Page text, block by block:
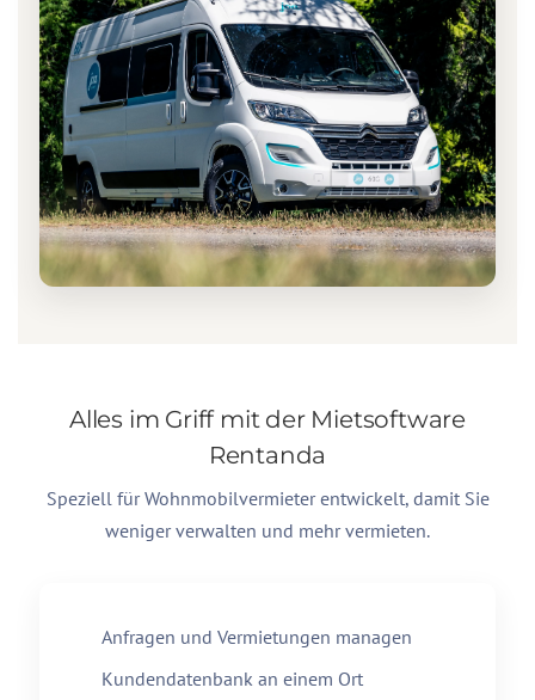
Alles im Griff mit der Mietsoftware
Rentanda
Speziell für Wohnmobilvermieter entwickelt, damit Sie
weniger verwalten und mehr vermieten.
Anfragen und Vermietungen managen
Kundendatenbank an einem Ort